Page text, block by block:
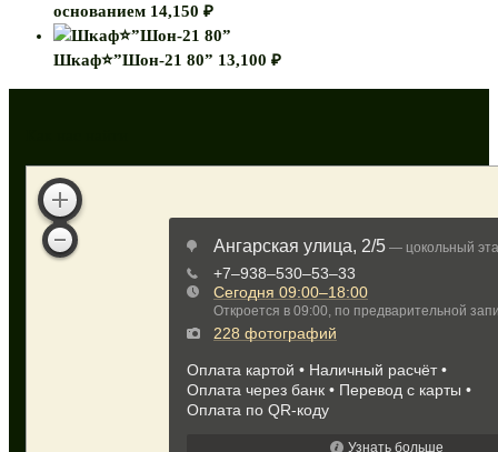
основанием 14,150 ₽
Шкаф⭐”Шон-21 80” 13,100 ₽